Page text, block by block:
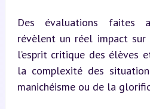
Des évaluations faites
révèlent un réel impact
l’esprit critique des élèves
la complexité des
manichéisme ou de la